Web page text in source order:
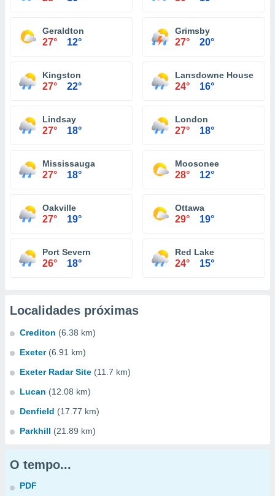
Geraldton
27° 12°
Grimsby
27° 20°
Kingston
27° 22°
Lansdowne House
24° 16°
Lindsay
27° 18°
London
27° 18°
Mississauga
27° 18°
Moosonee
28° 12°
Oakville
27° 19°
Ottawa
29° 19°
Port Severn
26° 18°
Red Lake
24° 15°
Localidades próximas
Crediton (6.38 km)
Exeter (6.91 km)
Exeter Radar Site (11.7 km)
Lucan (12.08 km)
Denfield (17.77 km)
Parkhill (21.89 km)
O tempo...
PDF